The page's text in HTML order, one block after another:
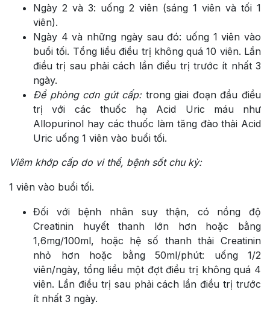
Ngày 2 và 3: uống 2 viên (sáng 1 viên và tối 1
viên).
Ngày 4 và những ngày sau đó: uống 1 viên vào
buổi tối. Tổng liều điều trị không quá 10 viên. Lần
điều trị sau phải cách lần điều trị trước ít nhất 3
ngày.
Đề phòng cơn gút cấp:trong giai đoạn đầu điều
trị với các thuốc hạ Acid Uric máu như
Allopurinol hay các thuốc làm tăng đào thải Acid
Uric uống 1 viên vào buổi tối.
Viêm khớp cấp do vi thể, bệnh sốt chu kỳ:
1 viên vào buổi tối.
Đối với bệnh nhân suy thận, có nồng độ
Creatinin huyết thanh lớn hơn hoặc bằng
1,6mg/100ml, hoặc hệ số thanh thải Creatinin
nhỏ hơn hoặc bằng 50ml/phút: uống 1/2
viên/ngày, tổng liều một đợt điều trị không quá 4
viên. Lần điều trị sau phải cách lần điều trị trước
ít nhất 3 ngày.